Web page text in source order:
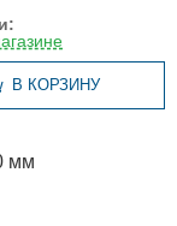
В КОРЗИНУ
мм